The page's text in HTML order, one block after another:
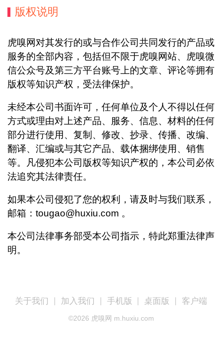
版权说明
虎嗅网对其发行的或与合作公司共同发行的产品或
服务的全部内容，包括但不限于虎嗅网站、虎嗅微
信公众号及第三方平台账号上的文章、评论等拥有
版权等知识产权，受法律保护。
未经本公司书面许可，任何单位及个人不得以任何
方式或理由对上述产品、服务、信息、材料的任何
部分进行使用、复制、修改、抄录、传播、改编、
翻译、汇编或与其它产品、载体捆绑使用、销售
等。凡侵犯本公司版权等知识产权的，本公司必依
法追究其法律责任。
如果本公司侵犯了您的权利，请及时与我们联系，
邮箱：tougao@huxiu.com 。
本公司法律事务部受本公司指示，特此郑重法律声
明。
关于我们 加入我们 手机版 桌面版 客户端
©2026 虎嗅网 m.huxiu.com